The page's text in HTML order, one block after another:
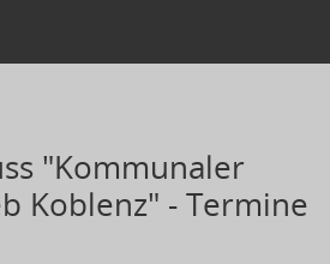
"Kommunaler
Koblenz" - Termine